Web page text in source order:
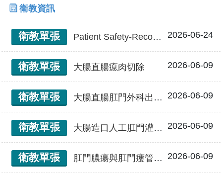
衛教資訊
衛教單張 Patient Safety-Recognition of visiting a doctor 病人安全 就醫認知 2026-06-24
衛教單張 大腸直腸瘜肉切除 2026-06-09
衛教單張 大腸直腸肛門外科出院病人照護 2026-06-09
衛教單張 大腸造口人工肛門灌洗法 2026-06-09
衛教單張 肛門膿瘍與肛門瘻管術後須知 2026-06-09